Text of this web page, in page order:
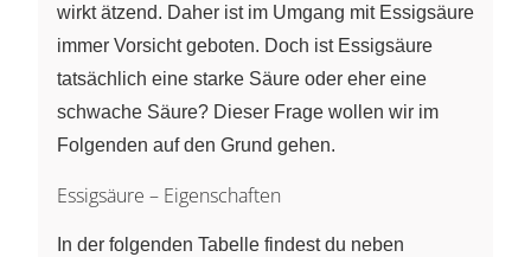
wirkt ätzend. Daher ist im Umgang mit Essigsäure
immer Vorsicht geboten. Doch ist Essigsäure
tatsächlich eine starke Säure oder eher eine
schwache Säure? Dieser Frage wollen wir im
Folgenden auf den Grund gehen.
Essigsäure – Eigenschaften
In der folgenden Tabelle findest du neben